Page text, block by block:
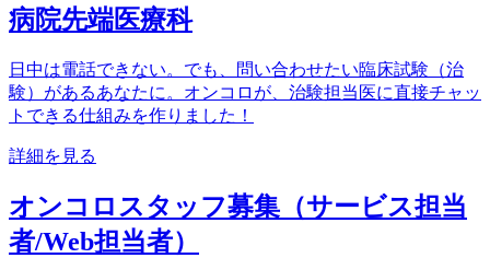
病院先端医療科
日中は電話できない。でも、問い合わせたい臨床試験（治
験）があるあなたに。オンコロが、治験担当医に直接チャッ
トできる仕組みを作りました！
詳細を見る
オンコロスタッフ募集（サービス担当
者/Web担当者）